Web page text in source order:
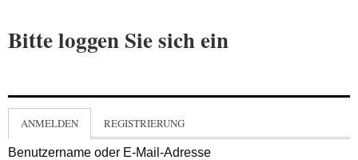
Bitte loggen Sie sich ein
ANMELDEN REGISTRIERUNG
Benutzername oder E-Mail-Adresse